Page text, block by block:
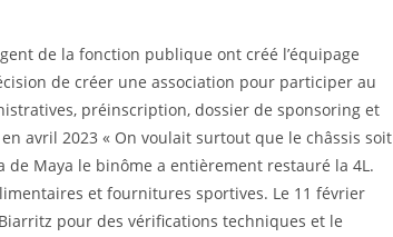
de la fonction publique ont créé l’équipage
de créer une association pour participer au
préinscription, dossier de sponsoring et
avril 2023 « On voulait surtout que le châssis soit
de Maya le binôme a entièrement restauré la 4L.
et fournitures sportives. Le 11 février
pour des vérifications techniques et le